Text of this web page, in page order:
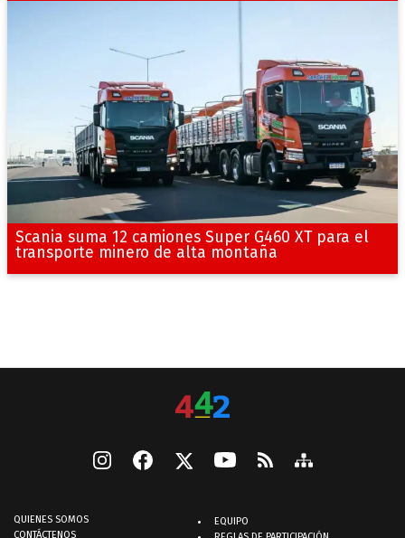
Scania suma 12 camiones Super G460 XT para el
transporte minero de alta montaña
QUIENES SOMOS
CONTÁCTENOS
EQUIPO